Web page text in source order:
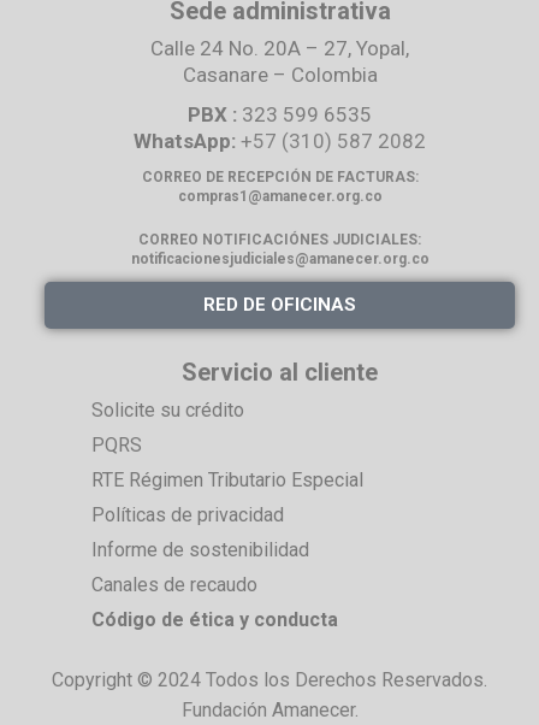
Sede administrativa
Calle 24 No. 20A – 27, Yopal,
Casanare – Colombia
PBX : 323 599 6535
WhatsApp: +57 (310) 587 2082
CORREO DE RECEPCIÓN DE FACTURAS:
compras1@amanecer.org.co
CORREO NOTIFICACIÓNES JUDICIALES:
notificacionesjudiciales@amanecer.org.co
RED DE OFICINAS
Servicio al cliente
Solicite su crédito
PQRS
RTE Régimen Tributario Especial
Políticas de privacidad
Informe de sostenibilidad
Canales de recaudo
Código de ética y conducta
Copyright © 2024 Todos los Derechos Reservados.
Fundación Amanecer.